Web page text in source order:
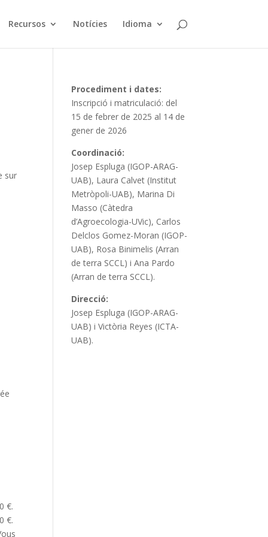
Recursos Notícies Idioma
sur
€.
€.
Procediment i dates:
Inscripció i matriculació: del
15 de febrer de 2025 al 14 de
gener de 2026
Coordinació:
Josep Espluga (IGOP-ARAG-
UAB), Laura Calvet (Institut
Metròpoli-UAB), Marina Di
Masso (Càtedra
d’Agroecologia-UVic), Carlos
Delclos Gomez-Moran (IGOP-
UAB), Rosa Binimelis (Arran
de terra SCCL) i Ana Pardo
(Arran de terra SCCL).
Direcció:
Josep Espluga (IGOP-ARAG-
UAB) i Victòria Reyes (ICTA-
UAB).